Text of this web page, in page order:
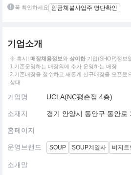
꼭 확인하세요 임금체불사업주 명단확인
기업소개
※ 혹시! 매장채용정보와 상이한 기업(SHOP)정보
1.기존운영하는 매장외에 추가 운영하는 매장
2.기존매장을 철수하고 새롭게 신규매장을 오픈했
상태
기업명 UCLA(NC평촌점 4층)
소재지 경기 안양시 동안구 동안
홈페이지
운영브랜드 SOUP SOUP계열사 비지트
소개말